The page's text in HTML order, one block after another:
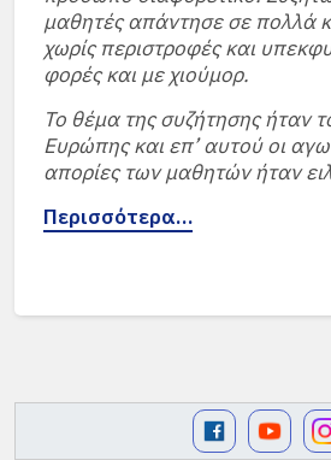
μαθητές απάντησε σε πολλά
χωρίς περιστροφές και
φορές και με χιούμορ.
Το θέμα της συζήτησης ήταν
Ευρώπης και επ’ αυτού οι
απορίες των μαθητών ήταν
Περισσότερα…